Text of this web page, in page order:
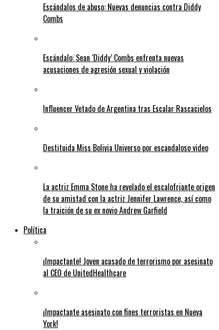
Escándalos de abuso: Nuevas denuncias contra Diddy
Combs
Escándalo: Sean ‘Diddy’ Combs enfrenta nuevas
acusaciones de agresión sexual y violación
Influencer Vetado de Argentina tras Escalar Rascacielos
Destituida Miss Bolivia Universo por escandaloso video
La actriz Emma Stone ha revelado el escalofriante origen
de su amistad con la actriz Jennifer Lawrence, así como
la traición de su ex novio Andrew Garfield
Política
¡Impactante! Joven acusado de terrorismo por asesinato
al CEO de UnitedHealthcare
¡Impactante asesinato con fines terroristas en Nueva
York!